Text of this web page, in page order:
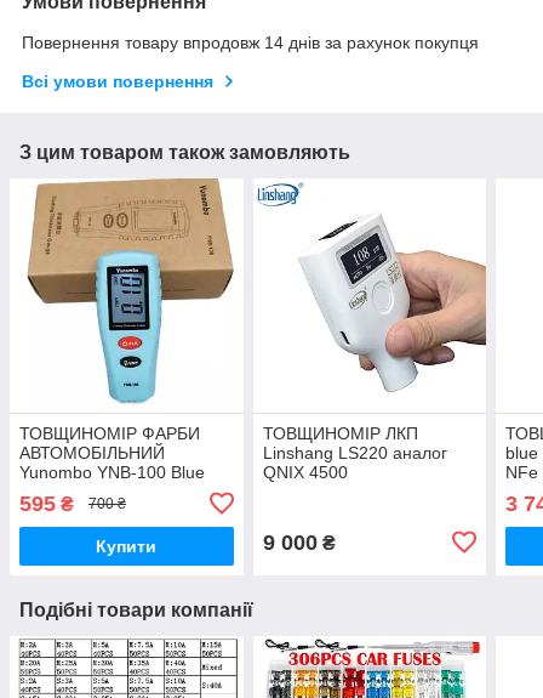
Повернення товару впродовж 14 днів за рахунок покупця
Всі умови повернення
З цим товаром також замовляють
ТОВЩИНОМІР ФАРБИ
АВТОМОБІЛЬНИЙ
Yunombo YNB-100 Blue
калібрування
595 ₴ 700 ₴
Купити
ТОВЩИНОМІР ЛКП
Linshang LS220 аналог
QNIX 4500
9 000₴
blue
NFe
3
Подібні товари компанії